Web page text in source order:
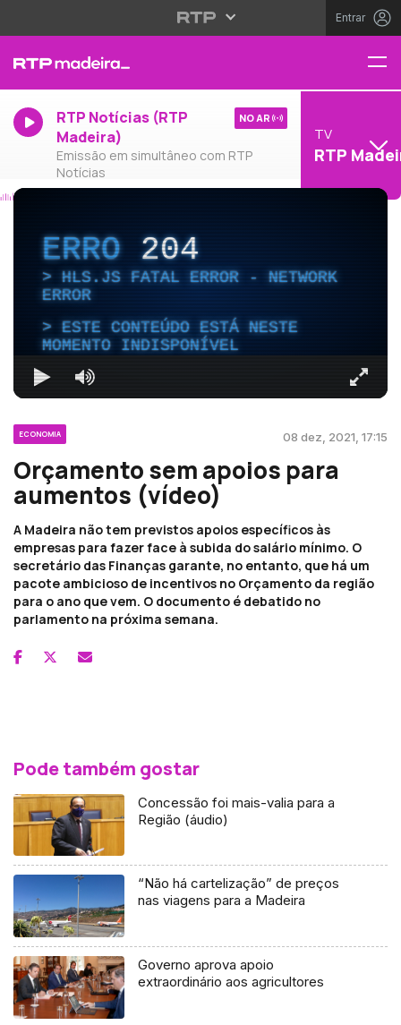
Entrar
RTP Notícias (RTP
Madeira)
Emissão em simultâneo com RTP
Notícias
NO AR
TV
RTP
ERRO204
HLS.JS FATAL ERROR - NETWORK
ERROR
ESTE CONTEÚDO ESTÁ NESTE
MOMENTO INDISPONÍVEL
ECONOMIA 08 dez, 2021, 17:15
Orçamento sem apoios para
aumentos (vídeo)
A Madeira não tem previstos apoios específicos às
empresas para fazer face à subida do salário mínimo. O
secretário das Finanças garante, no entanto, que há um
pacote ambicioso de incentivos no Orçamento da região
para o ano que vem. O documento é debatido no
parlamento na próxima semana.
Pode também gostar
Concessão foi mais-valia para a
Região (áudio)
“Não há cartelização” de preços
nas viagens para a Madeira
Governo aprova apoio
extraordinário aos agricultores